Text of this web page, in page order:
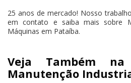
25 anos de mercado! Nosso
em contato e saiba mais sobre
Máquinas em Pataíba.
Veja Também
Manutenção